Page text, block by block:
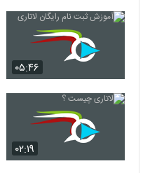
۰۵:۴۶
۰۲:۱۹